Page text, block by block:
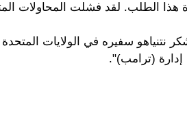
الطلب. لقد فشلت المحاولات
نتنياهو سفيره في الولايات
(ترامب)".